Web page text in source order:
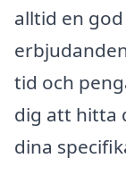
alltid en
tid och
dig att hitta
dina